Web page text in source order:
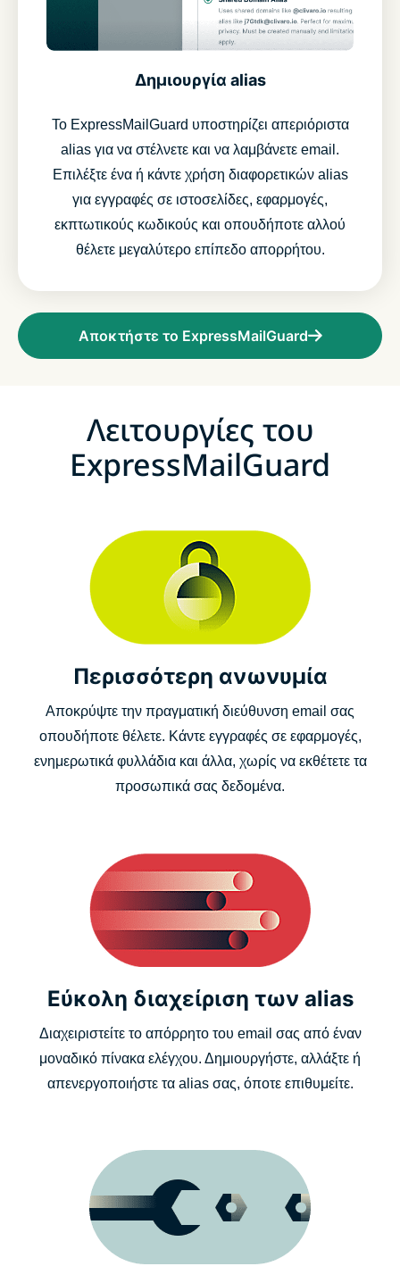
Δημιουργία alias
Το ExpressMailGuard υποστηρίζει απεριόριστα
alias για να στέλνετε και να λαμβάνετε email.
Επιλέξτε ένα ή κάντε χρήση διαφορετικών alias
για εγγραφές σε ιστοσελίδες, εφαρμογές,
εκπτωτικούς κωδικούς και οπουδήποτε αλλού
θέλετε μεγαλύτερο επίπεδο απορρήτου.
Αποκτήστε το ExpressMailGuard
Λειτουργίες του
ExpressMailGuard
Περισσότερη ανωνυμία
Αποκρύψτε την πραγματική διεύθυνση email σας
οπουδήποτε θέλετε. Κάντε εγγραφές σε εφαρμογές,
ενημερωτικά φυλλάδια και άλλα, χωρίς να εκθέτετε τα
προσωπικά σας δεδομένα.
Εύκολη διαχείριση των alias
Διαχειριστείτε το απόρρητο του email σας από έναν
μοναδικό πίνακα ελέγχου. Δημιουργήστε, αλλάξτε ή
απενεργοποιήστε τα alias σας, όποτε επιθυμείτε.